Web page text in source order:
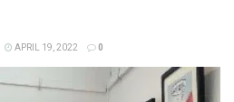
APRIL 19, 2022 0